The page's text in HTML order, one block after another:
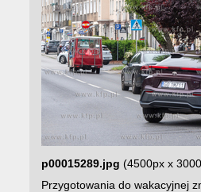
p00015289.jpg (4500px x
Przygotowania do wakacyjnej